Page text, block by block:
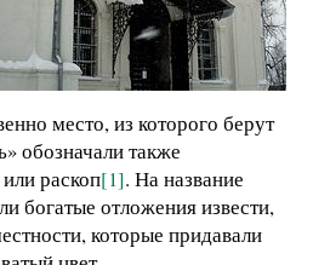
место, из которого берут
обозначали также
раскоп[1]. На название
богатые отложения извести,
которые придавали